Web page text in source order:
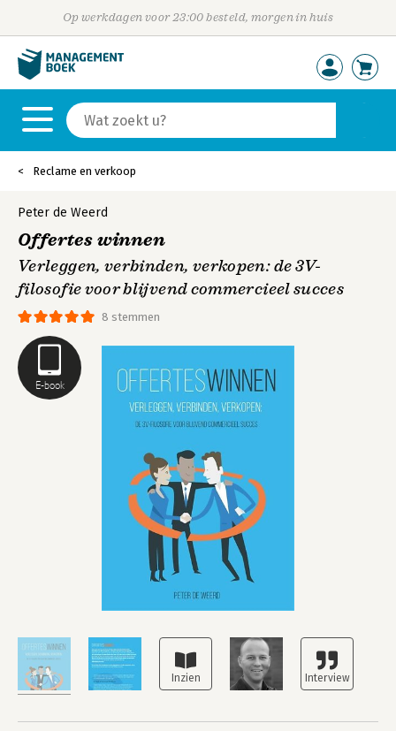
Op werkdagen voor 23:00 besteld, morgen in huis
Reclame en verkoop
E-book
8 stemmen
Peter de Weerd
Offertes winnen
Verleggen, verbinden, verkopen: de 3V-
filosofie voor blijvend commercieel succes